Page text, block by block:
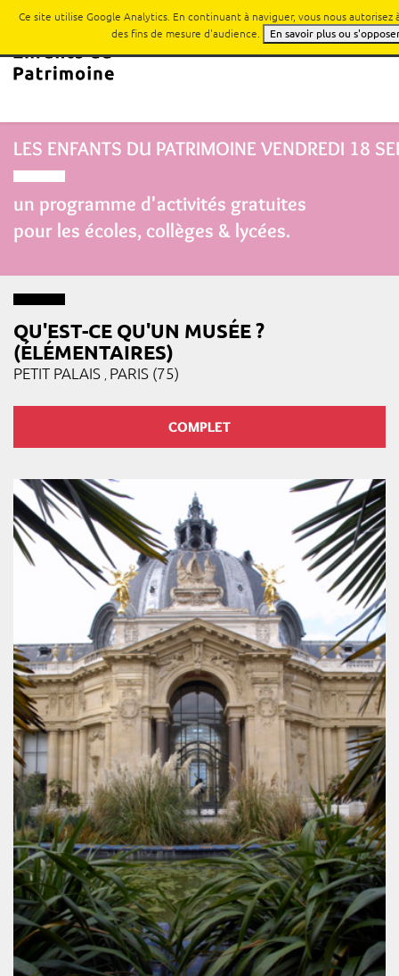
LES ENFANTS DU PATRIMOINE VENDREDI 18
un programme d'activités gratuites
pour les écoles, collèges & lycées.
QU'EST-CE QU'UN MUSÉE ?
(ÉLÉMENTAIRES)
PETIT PALAIS PARIS (75)
COMPLET
Ce site utilise Google Analytics. En continuant à naviguer, vous nous autorisez
des fins de mesure d'audience.
En savoir plus ou